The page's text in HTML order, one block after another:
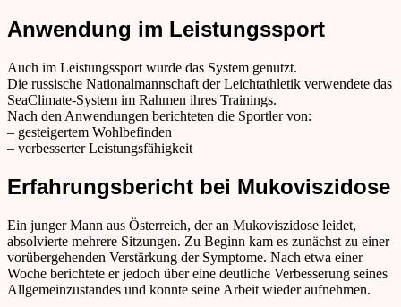
Anwendung im Leistungssport
Auch im Leistungssport wurde das System genutzt.
Die russische Nationalmannschaft der Leichtathletik verwendete das
SeaClimate-System im Rahmen ihres Trainings.
Nach den Anwendungen berichteten die Sportler von:
– gesteigertem Wohlbefinden
– verbesserter Leistungsfähigkeit
Erfahrungsbericht bei Mukoviszidose
Ein junger Mann aus Österreich, der an Mukoviszidose leidet,
absolvierte mehrere Sitzungen. Zu Beginn kam es zunächst zu einer
vorübergehenden Verstärkung der Symptome. Nach etwa einer
Woche berichtete er jedoch über eine deutliche Verbesserung seines
Allgemeinzustandes und konnte seine Arbeit wieder aufnehmen.